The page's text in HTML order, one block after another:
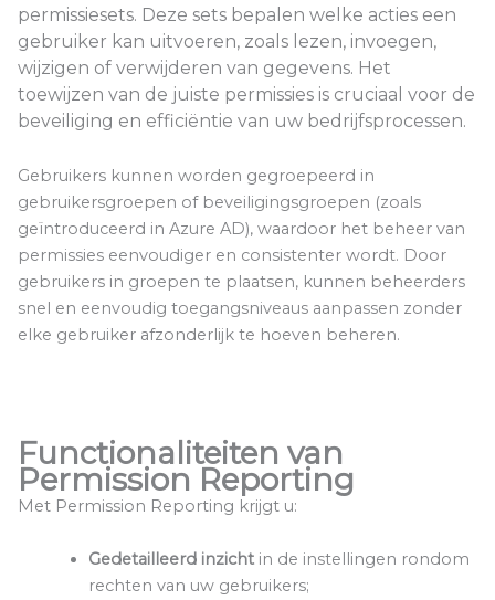
permissiesets. Deze sets bepalen welke acties een
gebruiker kan uitvoeren, zoals lezen, invoegen,
wijzigen of verwijderen van gegevens. Het
toewijzen van de juiste permissies is cruciaal voor de
beveiliging en efficiëntie van uw bedrijfsprocessen.
Gebruikers kunnen worden gegroepeerd in
gebruikersgroepen of beveiligingsgroepen (zoals
geïntroduceerd in Azure AD), waardoor het beheer van
permissies eenvoudiger en consistenter wordt. Door
gebruikers in groepen te plaatsen, kunnen beheerders
snel en eenvoudig toegangsniveaus aanpassen zonder
elke gebruiker afzonderlijk te hoeven beheren.
Functionaliteiten van
Permission Reporting
Met Permission Reporting krijgt u:
Gedetailleerd inzichtin de instellingen rondom
rechten van uw gebruikers;